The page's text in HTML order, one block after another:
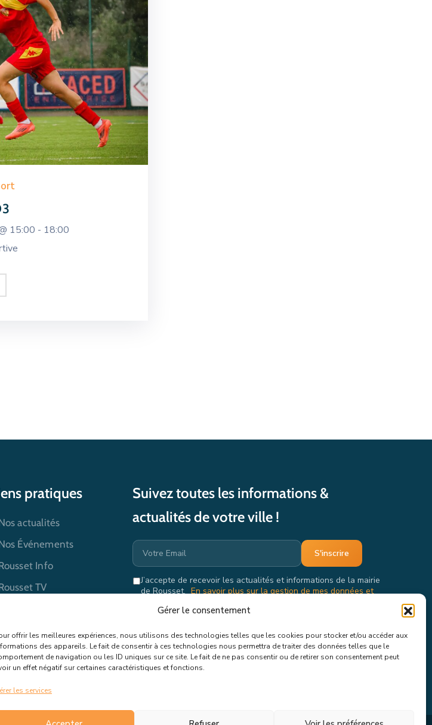
Gérer le consentement
offrir les meilleures expériences, nous utilisons des technologies telles que les cookies pour stocker et/ou accéder aux
des appareils. Le fait de consentir à ces technologies nous permettra de traiter des données telles que le
de navigation ou les ID uniques sur ce site. Le fait de ne pas consentir ou de retirer son consentement peut
un effet négatif sur certaines caractéristiques et fonctions.
les services
15:00 - 18:00
pratiques
actualités
Événements
Info
TV
Suivez toutes les informations &
actualités de votre ville !
J’accepte de recevoir les actualités et informations de la mairie
de Rousset. En savoir plus sur la gestion de mes données et